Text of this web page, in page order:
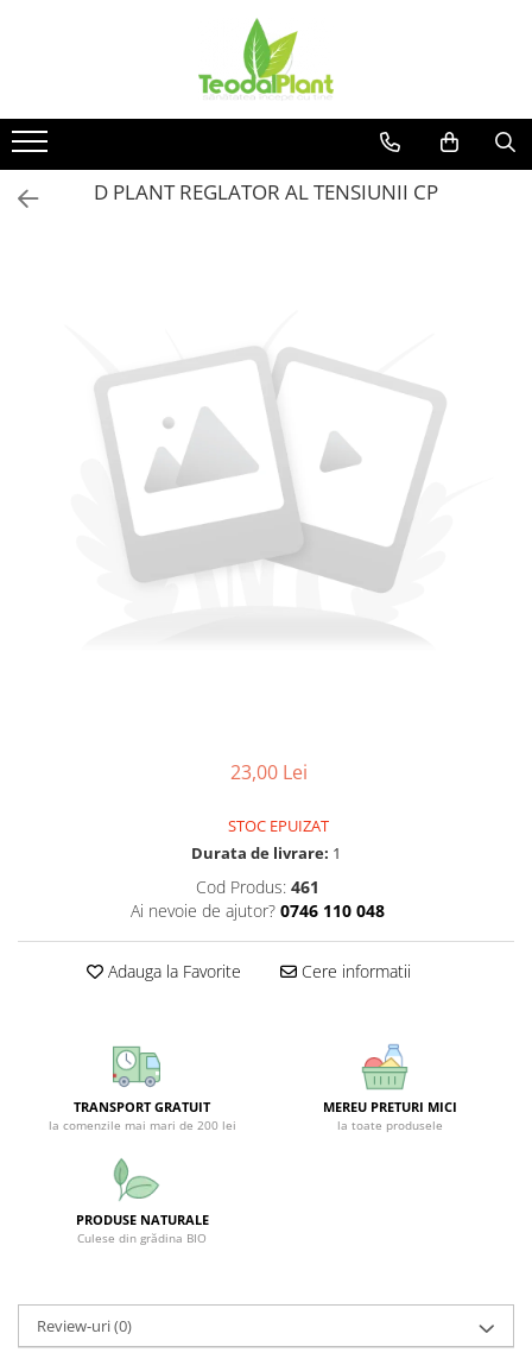
SUPLIMENTE ARTICULATII
ANTIINFLAMATOARE
SUPLIMENTE TONICE
SUPLIMENTE DIVERSE
SUPLIMENTE CARDIO VASCULARE
SUPLIMENTE
HEPATOPROTECTOARE-BILA
SUPLIMENTE MEMORIE SI
SUPLIMENTE POTENȚĂ
SUPLIMENTE SOMN DEPRESIE
SUPLIMENTE COLESTEROL
SUPLIMENTE RĂCEALĂ- APARAT
RESPIRATOR ANTIVIRAL
SUPLIMENTE ANTIOXIDANȚI-
ANTITUMORAL
SUPLIMENTE URO-GENITAL
ANTIPARAZITARE
SUPLIMENTE STOMAC- DIGESTIE-
COLON
COSMETICE FAȚĂ
CREME CORP-MASAJ-MAINI -
CALCAIE
ULEIURI
CEAIURI
D PLANT REGLATOR AL TENSIUNII CP
23,00 Lei
STOC EPUIZAT
Durata de livrare: 1
Cod Produs: 461
Ai nevoie de ajutor? 0746 110 048
Adauga la Favorite Cere informatii
TRANSPORT GRATUIT
la comenzile mai mari de 200 lei
MEREU PRETURI MICI
la toate produsele
PRODUSE NATURALE
Culese din grădina BIO
Review-uri(0)